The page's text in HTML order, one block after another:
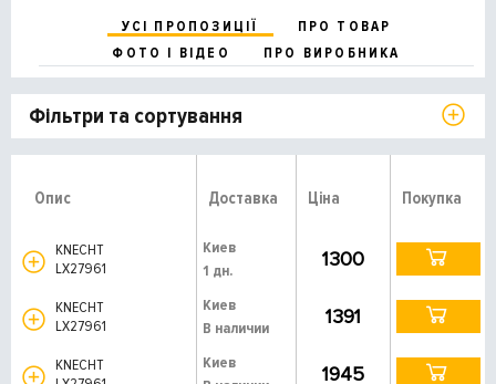
УСІ ПРОПОЗИЦІЇ
ПРО ТОВАР
ФОТО І ВІДЕО
ПРО ВИРОБНИКА
Фільтри та сортування
Опис Доставка Ціна Покупка
KNECHT
LX27961
Киев
1 дн.
1300
KNECHT
LX27961
Киев
В наличии
1391
KNECHT
Киев
1945